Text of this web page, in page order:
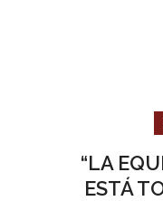
“LA
ESTÁ